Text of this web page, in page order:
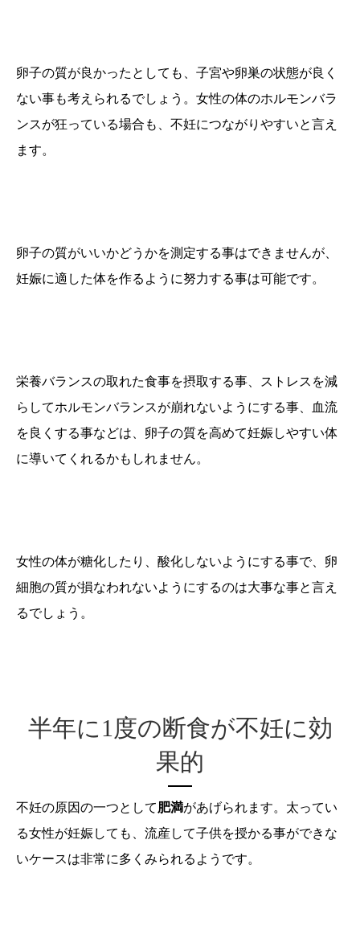
卵子の質が良かったとしても、子宮や卵巣の状態が良く
ない事も考えられるでしょう。女性の体のホルモンバラ
ンスが狂っている場合も、不妊につながりやすいと言え
ます。
卵子の質がいいかどうかを測定する事はできませんが、
妊娠に適した体を作るように努力する事は可能です。
栄養バランスの取れた食事を摂取する事、ストレスを減
らしてホルモンバランスが崩れないようにする事、血流
を良くする事などは、卵子の質を高めて妊娠しやすい体
に導いてくれるかもしれません。
女性の体が糖化したり、酸化しないようにする事で、卵
細胞の質が損なわれないようにするのは大事な事と言え
るでしょう。
半年に1 度の断食が不妊に効
果的
不妊の原因の一つとして肥満があげられます。太ってい
る女性が妊娠しても、流産して子供を授かる事ができな
いケースは非常に多くみられるようです。